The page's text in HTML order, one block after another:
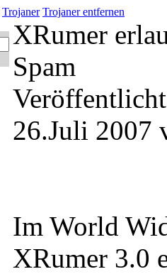
Trojaner Trojaner entfernen
XRumer
Spam
26.Juli 2007
Im World
XRumer 3.0